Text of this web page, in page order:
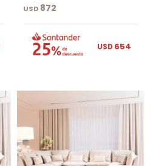
USD 872
USD 654